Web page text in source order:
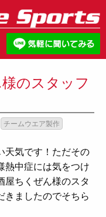
のスタッフ
チームウエア製作
天気です！ただその
熱中症には気をつけ
屋ちくぜん様のスタ
きましたのでそちら